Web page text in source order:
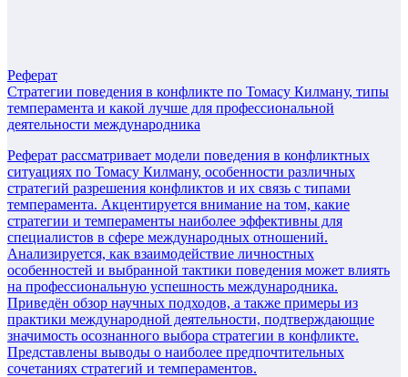
Реферат
Стратегии поведения в конфликте по Томасу Килману, типы
темперамента и какой лучше для профессиональной
деятельности международника
Реферат рассматривает модели поведения в конфликтных
ситуациях по Томасу Килману, особенности различных
стратегий разрешения конфликтов и их связь с типами
темперамента. Акцентируется внимание на том, какие
стратегии и темпераменты наиболее эффективны для
специалистов в сфере международных отношений.
Анализируется, как взаимодействие личностных
особенностей и выбранной тактики поведения может влиять
на профессиональную успешность международника.
Приведён обзор научных подходов, а также примеры из
практики международной деятельности, подтверждающие
значимость осознанного выбора стратегии в конфликте.
Представлены выводы о наиболее предпочтительных
сочетаниях стратегий и темпераментов.